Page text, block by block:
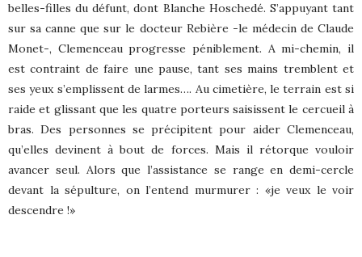
belles-filles du défunt, dont Blanche Hoschedé. S’appuyant tant
sur sa canne que sur le docteur Rebière -le médecin de Claude
Monet-, Clemenceau progresse péniblement. A mi-chemin, il
est contraint de faire une pause, tant ses mains tremblent et
ses yeux s’emplissent de larmes…. Au cimetière, le terrain est si
raide et glissant que les quatre porteurs saisissent le cercueil à
bras. Des personnes se précipitent pour aider Clemenceau,
qu’elles devinent à bout de forces. Mais il rétorque vouloir
avancer seul. Alors que l’assistance se range en demi-cercle
devant la sépulture, on l’entend murmurer : «je veux le voir
descendre !»